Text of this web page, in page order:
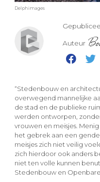
Delphimages
Auteur
“Stedenbouw en
overwegend mannelijke
de stad en de publieke
werden ontworpen,
vrouwen en meisjes.
het gebrek aan een
meisjes zich niet veilig
zich hierdoor ook anders
niet ten volle kunnen
Stedenbouw en Openbare